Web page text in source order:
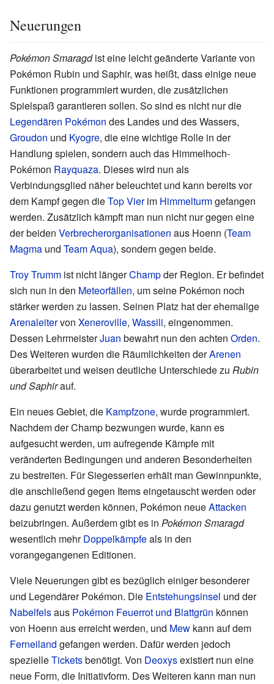
Neuerungen
Pokémon Smaragdist eine leicht geänderte Variante von
Pokémon Rubin und Saphir, was heißt, dass einige neue
Funktionen programmiert wurden, die zusätzlichen
Spielspaß garantieren sollen. So sind es nicht nur die
Legendären Pokémon des Landes und des Wassers,
Groudon und Kyogre, die eine wichtige Rolle in der
Handlung spielen, sondern auch das Himmelhoch-
Pokémon Rayquaza. Dieses wird nun als
Verbindungsglied näher beleuchtet und kann bereits vor
dem Kampf gegen dieTop Vierim Himmelturmgefangen
werden. Zusätzlich kämpft man nun nicht nur gegen eine
der beiden Verbrecherorganisationen aus Hoenn (Team
Magma und Team Aqua), sondern gegen beide.
Troy Trumm ist nicht längerChampder Region. Er befindet
sich nun in den Meteorfällen, um seine Pokémon noch
stärker werden zu lassen. Seinen Platz hat der ehemalige
Arenaleitervon Xeneroville, Wassili, eingenommen.
Dessen LehrmeisterJuan bewahrt nun den achten Orden.
Des Weiteren wurden die Räumlichkeiten derArenen
überarbeitet und weisen deutliche Unterschiede zu Rubin
und Saphirauf.
Ein neues Gebiet, die Kampfzone, wurde programmiert.
Nachdem der Champ bezwungen wurde, kann es
aufgesucht werden, um aufregende Kämpfe mit
veränderten Bedingungen und anderen Besonderheiten
zu bestreiten. Für Siegesserien erhält man Gewinnpunkte,
die anschließend gegen Items eingetauscht werden oder
dazu genutzt werden können, Pokémon neueAttacken
beizubringen. Außerdem gibt es in Pokémon Smaragd
wesentlich mehrDoppelkämpfeals in den
vorangegangenen Editionen.
Viele Neuerungen gibt es bezüglich einiger besonderer
und Legendärer Pokémon. Die Entstehungsinsel und der
Nabelfelsaus Pokémon Feuerrot und Blattgrün können
von Hoenn aus erreicht werden, und Mew kann auf dem
Ferneiland gefangen werden. Dafür werden jedoch
spezielleTicketsbenötigt. Von Deoxysexistiert nun eine
neue Form, die Initiativform. Des Weiteren kann man nun